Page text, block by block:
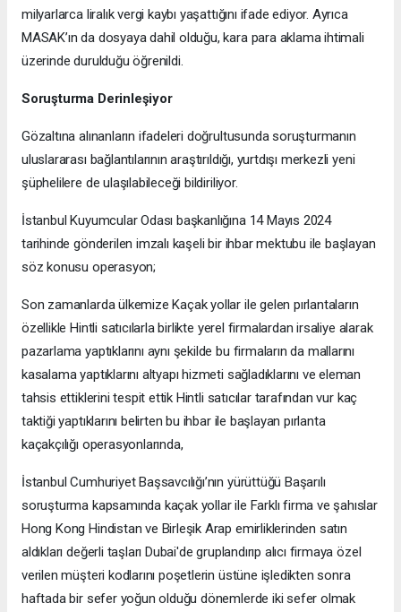
milyarlarca liralık vergi kaybı yaşattığını ifade ediyor. Ayrıca
MASAK’ın da dosyaya dahil olduğu, kara para aklama ihtimali
üzerinde durulduğu öğrenildi.
Soruşturma Derinleşiyor
Gözaltına alınanların ifadeleri doğrultusunda soruşturmanın
uluslararası bağlantılarının araştırıldığı, yurtdışı merkezli yeni
şüphelilere de ulaşılabileceği bildiriliyor.
İstanbul Kuyumcular Odası başkanlığına 14 Mayıs 2024
tarihinde gönderilen imzalı kaşeli bir ihbar mektubu ile başlayan
söz konusu operasyon;
Son zamanlarda ülkemize Kaçak yollar ile gelen pırlantaların
özellikle Hintli satıcılarla birlikte yerel firmalardan irsaliye alarak
pazarlama yaptıklarını aynı şekilde bu firmaların da mallarını
kasalama yaptıklarını altyapı hizmeti sağladıklarını ve eleman
tahsis ettiklerini tespit ettik Hintli satıcılar tarafından vur kaç
taktiği yaptıklarını belirten bu ihbar ile başlayan pırlanta
kaçakçılığı operasyonlarında,
İstanbul Cumhuriyet Başsavcılığı’nın yürüttüğü Başarılı
soruşturma kapsamında kaçak yollar ile Farklı firma ve şahıslar
Hong Kong Hindistan ve Birleşik Arap emirliklerinden satın
aldıkları değerli taşları Dubai'de gruplandırıp alıcı firmaya özel
verilen müşteri kodlarını poşetlerin üstüne işledikten sonra
haftada bir sefer yoğun olduğu dönemlerde iki sefer olmak